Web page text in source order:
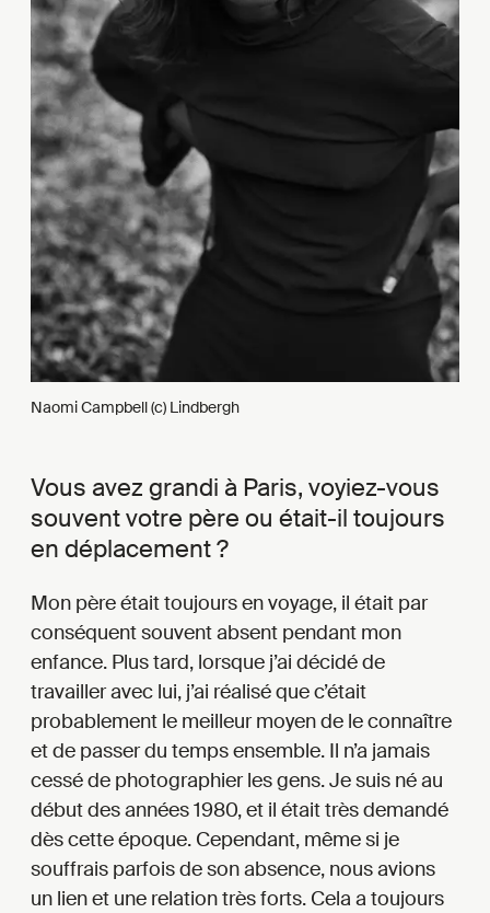
Naomi Campbell (c) Lindbergh
Vous avez grandi à Paris, voyiez-vous
souvent votre père ou était-il toujours
en déplacement ?
Mon père était toujours en voyage, il était par
conséquent souvent absent pendant mon
enfance. Plus tard, lorsque j’ai décidé de
travailler avec lui, j’ai réalisé que c’était
probablement le meilleur moyen de le connaître
et de passer du temps ensemble. Il n’a jamais
cessé de photographier les gens. Je suis né au
début des années 1980, et il était très demandé
dès cette époque. Cependant, même si je
souffrais parfois de son absence, nous avions
un lien et une relation très forts. Cela a toujours